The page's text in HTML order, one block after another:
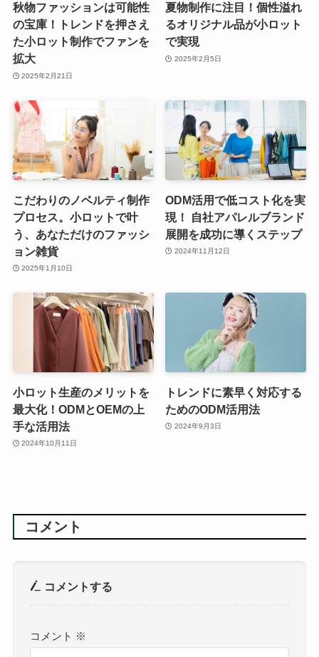
秋物ファッションは可能性
の宝庫！トレンドを押さえ
た小ロット制作でファンを
拡大
2025年2月21日
夏物制作に注目！個性溢れ
るオリジナル品が小ロット
で実現
2025年2月5日
こだわりのノベルティ制作
プロセス。小ロットで叶
う、あなただけのファッシ
ョン雑貨
2025年1月10日
ODM活用で低コスト化を実
現！ 自社アパレルブランド
展開を成功に導くステップ
2024年11月12日
小ロット生産のメリットを
最大化！ODMとOEMの上
手な活用法
2024年10月11日
トレンドに素早く対応する
ためのODM活用法
2024年9月3日
コメント
コメントする
コメント ※